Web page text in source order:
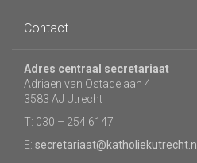
Contact
Adres centraal secretariaat
Adriaen van Ostadelaan 4
3583 AJ Utrecht
T: 030 – 254 6147
E: secretariaat@katholiekutrecht.nl